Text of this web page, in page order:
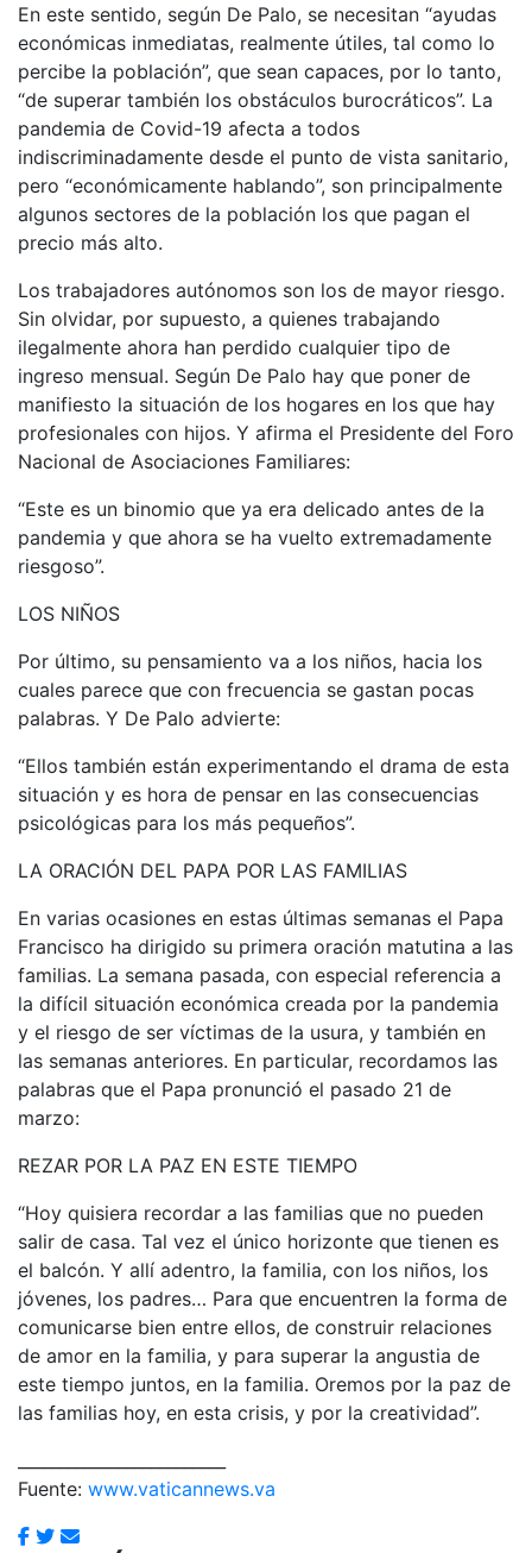
En este sentido, según De Palo, se necesitan “ayudas
económicas inmediatas, realmente útiles, tal como lo
percibe la población”, que sean capaces, por lo tanto,
“de superar también los obstáculos burocráticos”. La
pandemia de Covid-19 afecta a todos
indiscriminadamente desde el punto de vista sanitario,
pero “económicamente hablando”, son principalmente
algunos sectores de la población los que pagan el
precio más alto.
Los trabajadores autónomos son los de mayor riesgo.
Sin olvidar, por supuesto, a quienes trabajando
ilegalmente ahora han perdido cualquier tipo de
ingreso mensual. Según De Palo hay que poner de
manifiesto la situación de los hogares en los que hay
profesionales con hijos. Y afirma el Presidente del Foro
Nacional de Asociaciones Familiares:
“Este es un binomio que ya era delicado antes de la
pandemia y que ahora se ha vuelto extremadamente
riesgoso”.
LOS NIÑOS
Por último, su pensamiento va a los niños, hacia los
cuales parece que con frecuencia se gastan pocas
palabras. Y De Palo advierte:
“Ellos también están experimentando el drama de esta
situación y es hora de pensar en las consecuencias
psicológicas para los más pequeños”.
LA ORACIÓN DEL PAPA POR LAS FAMILIAS
En varias ocasiones en estas últimas semanas el Papa
Francisco ha dirigido su primera oración matutina a las
familias. La semana pasada, con especial referencia a
la difícil situación económica creada por la pandemia
y el riesgo de ser víctimas de la usura, y también en
las semanas anteriores. En particular, recordamos las
palabras que el Papa pronunció el pasado 21 de
marzo:
REZAR POR LA PAZ EN ESTE TIEMPO
“Hoy quisiera recordar a las familias que no pueden
salir de casa. Tal vez el único horizonte que tienen es
el balcón. Y allí adentro, la familia, con los niños, los
jóvenes, los padres… Para que encuentren la forma de
comunicarse bien entre ellos, de construir relaciones
de amor en la familia, y para superar la angustia de
este tiempo juntos, en la familia. Oremos por la paz de
las familias hoy, en esta crisis, y por la creatividad”.
Fuente: www.vaticannews.va